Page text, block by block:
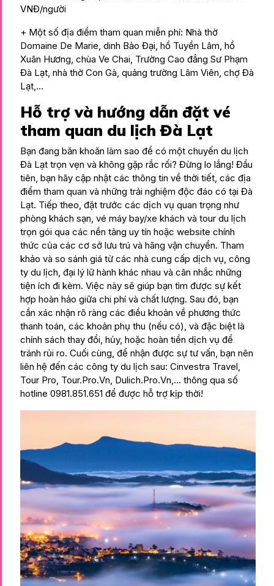
VNĐ/người
+ Một số địa điểm tham quan miễn phí: Nhà thờ
Domaine De Marie, dinh Bảo Đại, hồ Tuyền Lâm, hồ
Xuân Hương, chùa Ve Chai, Trường Cao đẳng Sư Phạm
Đà Lạt, nhà thờ Con Gà, quảng trường Lâm Viên, chợ Đà
Lạt,…
Hỗ trợ và hướng dẫn đặt vé
tham quan du lịch Đà Lạt
Bạn đang băn khoăn làm sao để có một chuyến du lịch
Đà Lạt trọn vẹn và không gặp rắc rối? Đừng lo lắng! Đầu
tiên, bạn hãy cập nhật các thông tin về thời tiết, các địa
điểm tham quan và những trải nghiệm độc đáo có tại Đà
Lạt. Tiếp theo, đặt trước các dịch vụ quan trọng như
phòng khách sạn, vé máy bay/xe khách và tour du lịch
trọn gói qua các nền tảng uy tín hoặc website chính
thức của các cơ sở lưu trú và hãng vận chuyển. Tham
khảo và so sánh giá từ các nhà cung cấp dịch vụ, công
ty du lịch, đại lý lữ hành khác nhau và cân nhắc những
tiện ích đi kèm. Việc này sẽ giúp bạn tìm được sự kết
hợp hoàn hảo giữa chi phí và chất lượng. Sau đó, bạn
cần xác nhận rõ ràng các điều khoản về phương thức
thanh toán, các khoản phụ thu (nếu có), và đặc biệt là
chính sách thay đổi, hủy, hoặc hoàn tiền dịch vụ để
tránh rủi ro. Cuối cùng, để nhận được sự tư vấn, bạn nên
liên hệ đến các công ty du lịch sau: Cinvestra Travel,
Tour Pro, Tour.Pro.Vn, Dulich.Pro.Vn,… thông qua số
hotline 0981.851.651 để được hỗ trợ kịp thời!